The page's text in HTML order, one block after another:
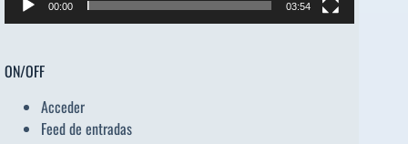
00:00 03:54
ON/OFF
Acceder
Feed de entradas